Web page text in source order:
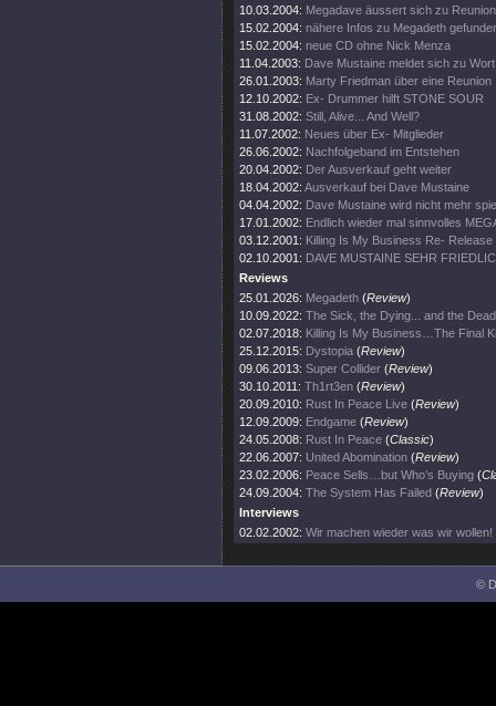
10.03.2004: Megadave äussert sich zu Reunion
15.02.2004: nähere Infos zu Megadeth
15.02.2004: neue CD ohne Nick Menza
11.04.2003: Dave Mustaine meldet sich zu Wort
26.01.2003: Marty Friedman über eine Reunion
12.10.2002: Ex- Drummer hilft STONE SOUR
31.08.2002: Still, Alive... And Well?
11.07.2002: Neues über Ex- Mitglieder
26.06.2002: Nachfolgeband im Entstehen
20.04.2002: Der Ausverkauf geht weiter
18.04.2002: Ausverkauf bei Dave Mustaine
04.04.2002: Dave Mustaine wird nicht mehr
17.01.2002: Endlich wieder mal sinnvolles
03.12.2001: Killing Is My Business Re- Release
02.10.2001: DAVE MUSTAINE SEHR
Reviews
25.01.2026: Megadeth (Review)
10.09.2022: The Sick, the Dying... and the
02.07.2018: Killing Is My Business…The Final
25.12.2015: Dystopia (Review)
09.06.2013: Super Collider (Review)
30.10.2011: Th1rt3en (Review)
20.09.2010: Rust In Peace Live (Review)
12.09.2009: Endgame (Review)
24.05.2008: Rust In Peace (Classic)
22.06.2007: United Abomination (Review)
23.02.2006: Peace Sells…but Who’s Buying (
24.09.2004: The System Has Failed (Review)
Interviews
02.02.2002: Wir machen wieder was wir wollen!
©